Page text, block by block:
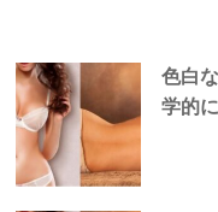
色白
学的